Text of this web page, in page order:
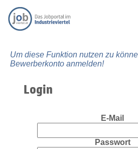
Um diese Funktion nutzen zu
Bewerberkonto anmelden!
Login
E-Mail
Passwort